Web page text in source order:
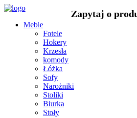
Meble
Fotele
Hokery
Krzesła
komody
Łóżka
Sofy
Narożniki
Stoliki
Biurka
Stoły